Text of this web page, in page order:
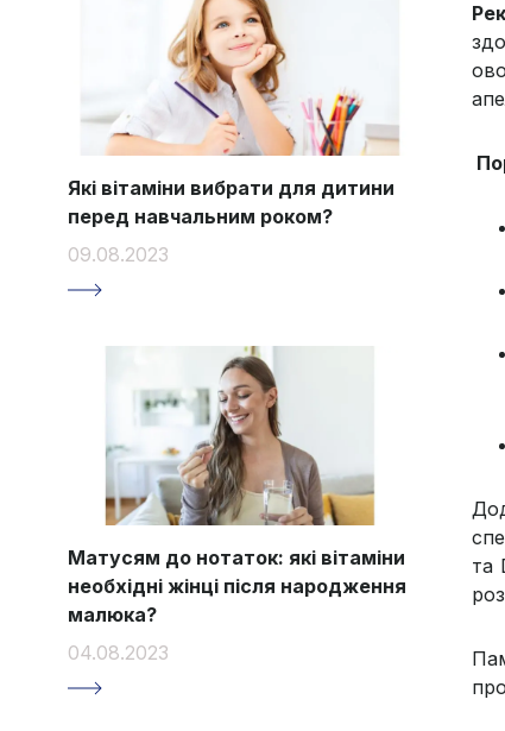
Які вітаміни вибрати для дитини
перед навчальним роком?
09.08.2023
Матусям до нотаток: які вітаміни
необхідні жінці після народження
малюка?
04.08.2023
та